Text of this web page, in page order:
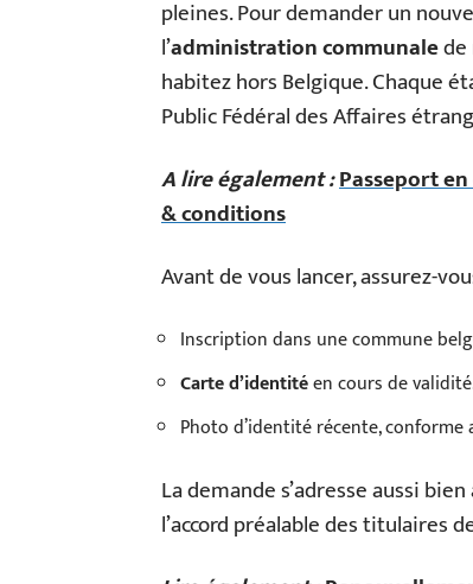
pleines. Pour demander un
l’administration communalede
habitez hors Belgique. Chaque
Public Fédéral des Affaires
A lire également :Passeport
& conditions
Avant de vous lancer, assurez-
Inscription dans une commune
Carte d’identitéen cours de
Photo d’identité récente, conforme
La demande s’adresse aussi
l’accord préalable des titulaires